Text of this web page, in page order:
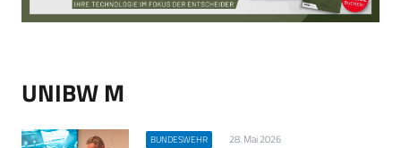
UNIBW M
BUNDESWEHR 28. Mai 2026